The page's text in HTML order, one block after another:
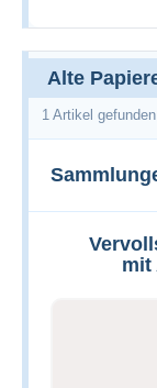
Alte
1 Artikel gefunden
mit